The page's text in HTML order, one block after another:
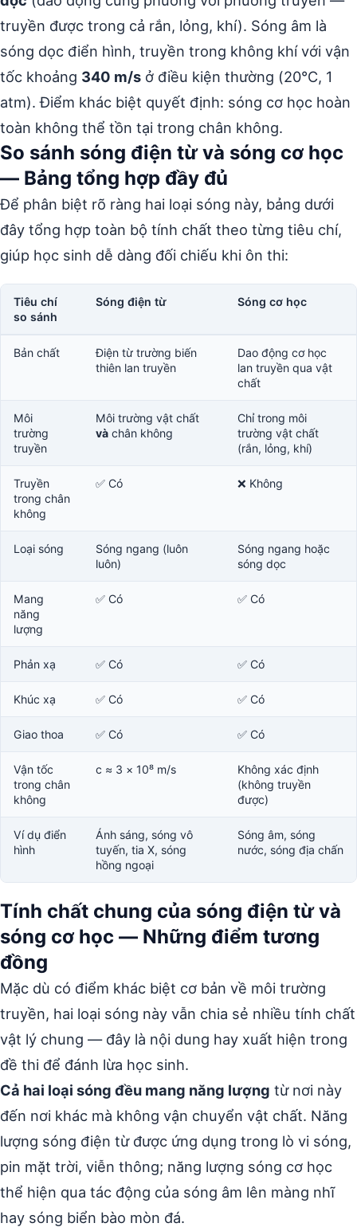
truyền được trong cả rắn, lỏng, khí). Sóng âm là
sóng dọc điển hình, truyền trong không khí với vận
tốc khoảng 340 m/s ở điều kiện thường (20°C, 1
atm). Điểm khác biệt quyết định: sóng cơ học hoàn
toàn không thể tồn tại trong chân không.
So sánh sóng điện từ và sóng cơ học
— Bảng tổng hợp đầy đủ
Để phân biệt rõ ràng hai loại sóng này, bảng dưới
đây tổng hợp toàn bộ tính chất theo từng tiêu chí,
giúp học sinh dễ dàng đối chiếu khi ôn thi:
Tiêu chí
so sánh
Sóng điện từ Sóng cơ học
Bản chất
Điện từ trường biến
thiên lan truyền
Dao động cơ học
lan truyền qua vật
chất
Môi
trường
truyền
Môi trường vật chất
và chân không
Chỉ trong môi
trường vật chất
(rắn, lỏng, khí)
Truyền
trong chân
không
✅ Có ❌ Không
Loại sóng
Sóng ngang (luôn
luôn)
Sóng ngang hoặc
sóng dọc
Mang
năng
lượng
✅ Có ✅ Có
Phản xạ ✅ Có ✅ Có
Khúc xạ ✅ Có ✅ Có
Giao thoa ✅ Có ✅ Có
Vận tốc
trong chân
không
c ≈ 3 × 10⁸ m/s
Không xác định
(không truyền
được)
Ví dụ điển
hình
Ánh sáng, sóng vô
tuyến, tia X, sóng
hồng ngoại
Sóng âm, sóng
nước, sóng địa chấn
Tính chất chung của sóng điện từ và
sóng cơ học — Những điểm tương
đồng
Mặc dù có điểm khác biệt cơ bản về môi trường
truyền, hai loại sóng này vẫn chia sẻ nhiều tính chất
vật lý chung — đây là nội dung hay xuất hiện trong
đề thi để đánh lừa học sinh.
Cả hai loại sóng đều mang năng lượng từ nơi này
đến nơi khác mà không vận chuyển vật chất. Năng
lượng sóng điện từ được ứng dụng trong lò vi sóng,
pin mặt trời, viễn thông; năng lượng sóng cơ học
thể hiện qua tác động của sóng âm lên màng nhĩ
hay sóng biển bào mòn đá.